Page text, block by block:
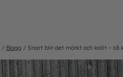
/ Blogg / Snart blir det mörkt och kallt –